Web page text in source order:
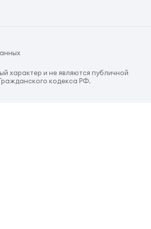
характер и не являются публичной
кодекса РФ.